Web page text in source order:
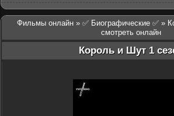
Фильмы онлайн » ✅ Биографические ✅ »
смотреть онлайн
Король и Шут 1